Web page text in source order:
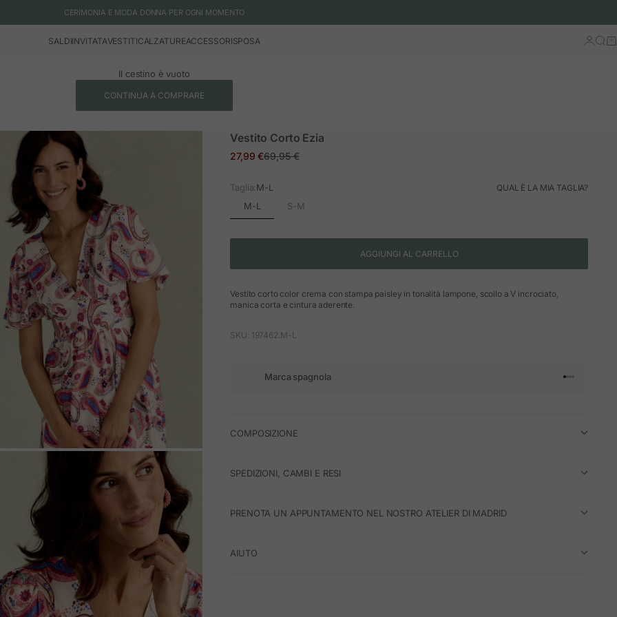
CERIMONIA E MODA DONNA PER OGNI MOMENTO
SALDIINVITATAVESTITICALZATUREACCESSORISPOSA Accedi
Il cestino è vuoto
CONTINUA A COMPRARE
Vestito Corto Ezia
Prezzo in offerta
27,99 €Prezzo normale
69,95 €
Taglia:M-L QUAL È LA MIA TAGLIA?
M-L S-M
AGGIUNGI AL CARRELLO
Vestito corto color crema con stampa paisley in tonalità lampone, scollo a V incrociato,
manica corta e cintura aderente.
SKU: 197462.M-L
Marca spagnola Vai
Vai
Vai
Vai
COMPOSIZIONE
SPEDIZIONI, CAMBI E RESI
PRENOTA UN APPUNTAMENTO NEL NOSTRO ATELIER DI MADRID
AIUTO